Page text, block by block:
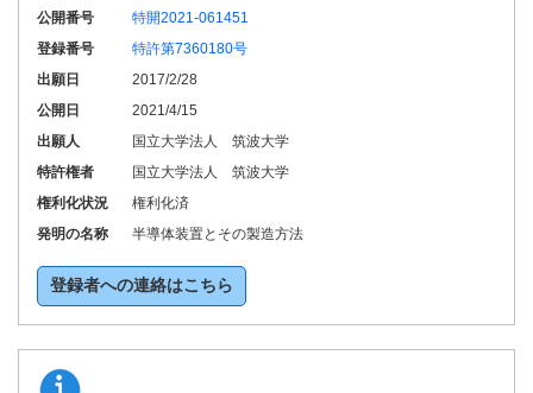
公開番号
特開2021-061451
登録番号
特許第7360180号
出願日
2017/2/28
公開日
2021/4/15
出願人
国立大学法人 筑波大学
特許権者
国立大学法人 筑波大学
権利化状況
権利化済
発明の名称
半導体装置とその製造方法
登録者への連絡はこちら